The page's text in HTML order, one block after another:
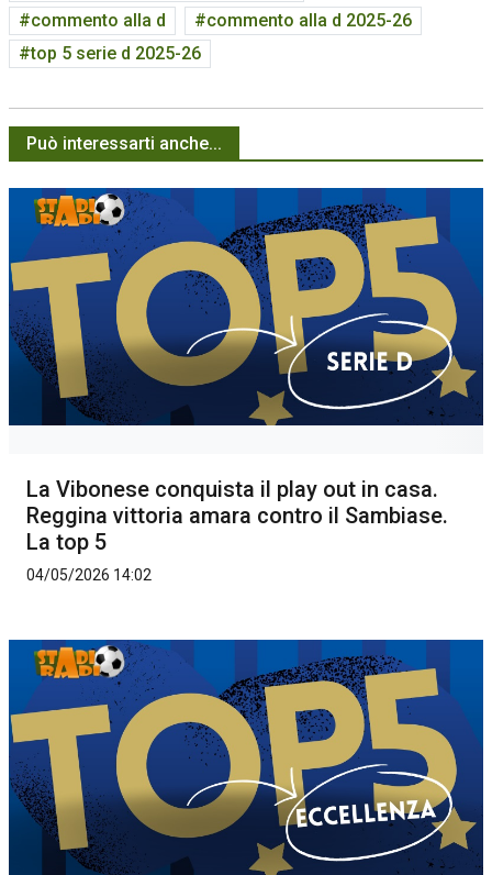
commento alla d
commento alla d 2025-26
top 5 serie d 2025-26
Può interessarti anche...
La Vibonese conquista il play out in casa.
Reggina vittoria amara contro il Sambiase.
La top 5
04/05/2026 14:02